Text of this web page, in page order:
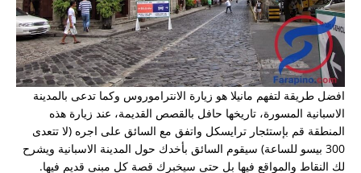
موقع فارابينو الفلبين ارجو المساعدة
ليش اغلب الامريكان والاوروبيين معهم فلبينيات
تأشيره الفلبين في عام 2018
تمديد تاشيرة
افضل طريقة لتفهم مانيلا هو زيارة الانتراموروس وكما تدعى بالمدينة
الاسبانية المسورة، تاريخها حافل بالقصص القديمة، عند زيارة هذه
المنطقة قم بإستئجار ترايسكل واتفق مع السائق على اجره (لا تتعدى
300 بيسو للساعة) سيقوم السائق بأخدك حول المدينة الاسبانية ويشرح
لك النقاط والمواقع فيها بل حتى سيخبرك قصة كل مبنى قديم فيها.